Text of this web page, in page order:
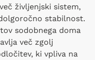
življenjski sistem,
stabilnost.
sodobnega doma
več zgolj
ki vpliva na